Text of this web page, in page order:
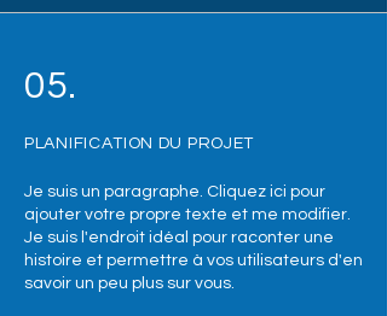
savoir plus
05.
PLANIFICATION DU PROJET
Je suis un paragraphe. Cliquez ici pour
ajouter votre propre texte et me modifier.
Je suis l'endroit idéal pour raconter une
histoire et permettre à vos utilisateurs d'en
savoir un peu plus sur vous.